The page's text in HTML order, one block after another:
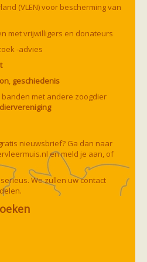
detector
grootoorvleermuis
(VLEN) voor bescherming van
met vrijwilligers en donateurs
-advies
, geschiedenis
banden met andere zoogdier
nieuwsbrief? Ga dan naar
en meld je aan, of
We zullen uw contact